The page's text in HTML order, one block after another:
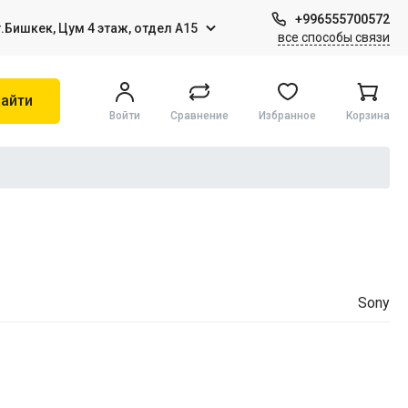
Цум 4 этаж, отдел А15
+996555700572
все способы связи
Войти Сравнение Избранное Корзина
Sony